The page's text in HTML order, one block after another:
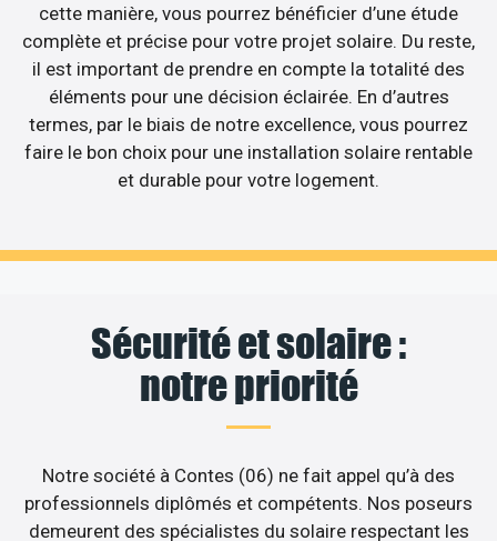
cette manière, vous pourrez bénéficier d’une étude
complète et précise pour votre projet solaire. Du reste,
il est important de prendre en compte la totalité des
éléments pour une décision éclairée. En d’autres
termes, par le biais de notre excellence, vous pourrez
faire le bon choix pour une installation solaire rentable
et durable pour votre logement.
Sécurité et solaire :
notre priorité
Notre société à Contes (06) ne fait appel qu’à des
professionnels diplômés et compétents. Nos poseurs
demeurent des spécialistes du solaire respectant les